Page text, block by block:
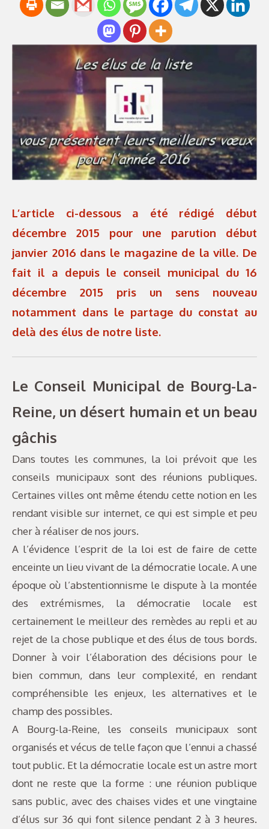
L’article ci-dessous a été rédigé début
décembre 2015 pour une parution début
janvier 2016 dans le magazine de la ville. De
fait il a depuis le conseil municipal du 16
décembre 2015 pris un sens nouveau
notamment dans le partage du constat au
delà des élus de notre liste.
Le Conseil Municipal de Bourg-La-
Reine, un désert humain et un beau
gâchis
Dans toutes les communes, la loi prévoit que les
conseils municipaux sont des réunions publiques.
Certaines villes ont même étendu cette notion en les
rendant visible sur internet, ce qui est simple et peu
cher à réaliser de nos jours.
A l’évidence l’esprit de la loi est de faire de cette
enceinte un lieu vivant de la démocratie locale. A une
époque où l’abstentionnisme le dispute à la montée
des extrémismes, la démocratie locale est
certainement le meilleur des remèdes au repli et au
rejet de la chose publique et des élus de tous bords.
Donner à voir l’élaboration des décisions pour le
bien commun, dans leur complexité, en rendant
compréhensible les enjeux, les alternatives et le
champ des possibles.
A Bourg-la-Reine, les conseils municipaux sont
organisés et vécus de telle façon que l’ennui a chassé
tout public. Et la démocratie locale est un astre mort
dont ne reste que la forme : une réunion publique
sans public, avec des chaises vides et une vingtaine
d’élus sur 36 qui font silence pendant 2 à 3 heures.